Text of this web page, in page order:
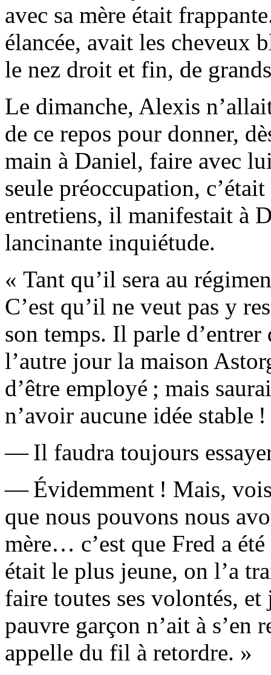
avec sa mère était
élancée, avait les cheveux
le nez droit et fin, de
Le dimanche, Alexis
de ce repos pour donner,
main à Daniel, faire avec
seule préoccupation,
entretiens, il manifestait à
lancinante inquiétude.
« Tant qu’il sera au
C’est qu’il ne veut pas y
son temps. Il parle
l’autre jour la maison
d’être employé ; mais
n’avoir aucune idée stable !
— Il faudra toujours
— Évidemment ! Mais,
que nous pouvons nous
mère… c’est que Fred a
était le plus jeune, on l’a
faire toutes ses volontés,
pauvre garçon n’ait à s’en
appelle du fil à retordre. »